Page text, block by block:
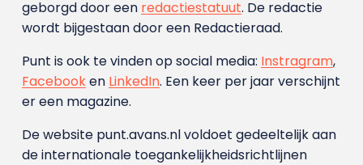
geborgd door een redactiestatuut. De redactie
wordt bijgestaan door een Redactieraad.
Punt is ook te vinden op social media: Instragram,
Facebooken LinkedIn. Een keer per jaar verschijnt
er een magazine.
De website punt.avans.nl voldoet gedeeltelijk aan
de internationale toegankelijkheidsrichtlijnen